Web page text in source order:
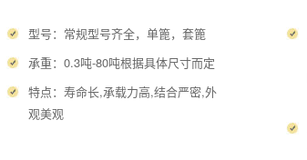
型号：常规型号齐全，单篦，套篦
承重：0.3吨-80吨根据具体尺寸而定
特点：寿命长,承载力高,结合严密,外
观美观